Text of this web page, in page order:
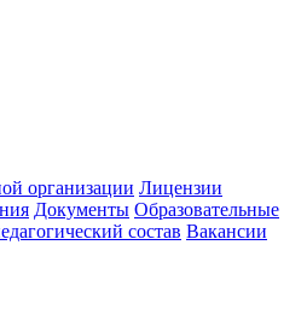
организации Лицензии
Документы Образовательные
состав Вакансии